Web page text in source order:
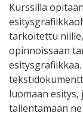
Kurssilla
tarkoitettu
opinnoissaan
luomaan esitys,
tallentamaan